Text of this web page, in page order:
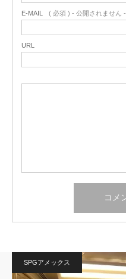
E-MAIL ( 必須 ) - 公開されません -
URL
SPGアメックス